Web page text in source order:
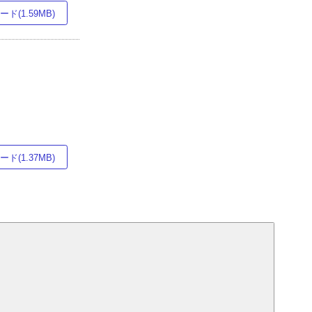
ド(1.59MB)
ド(1.37MB)